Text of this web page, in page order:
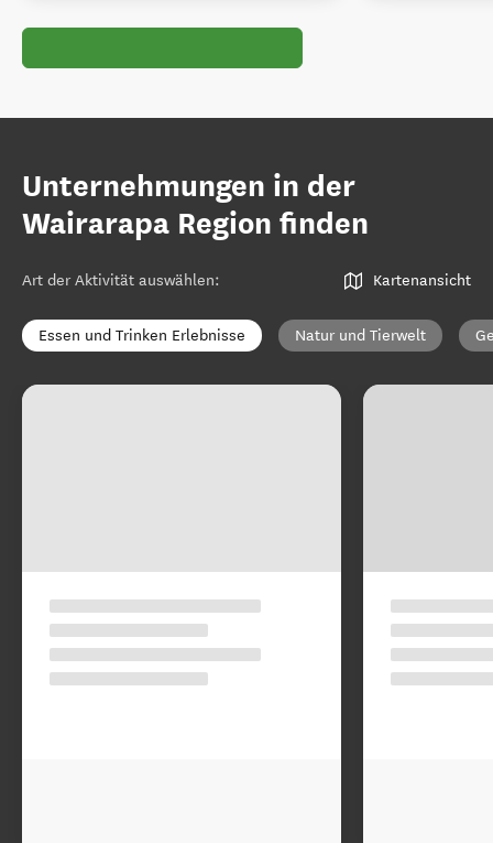
Unternehmungen in der
Wairarapa Region finden
Art der Aktivität auswählen: Kartenansicht
Essen und Trinken Erlebnisse Natur und Tierwelt